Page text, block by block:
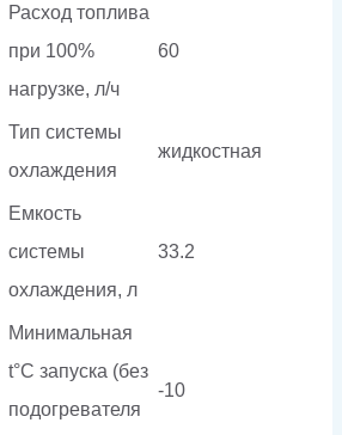
Расход топлива
при 100%
нагрузке, л/ч
60
Тип системы
охлаждения
жидкостная
Емкость
системы
охлаждения, л
33.2
Минимальная
t°С запуска (без
подогревателя
-10